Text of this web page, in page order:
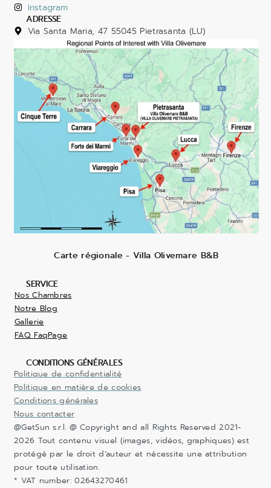
Instagram
ADRESSE
Via Santa Maria, 47 55045 Pietrasanta (LU)
Carte régionale - Villa Olivemare B&B
SERVICE
Nos Chambres
Notre Blog
Gallerie
FAQ FaqPage
CONDITIONS GÉNÉRALES
Politique de confidentialité
Politique en matière de cookies
Conditions générales
Nous contacter
@GetSun s.r.l. @ Copyright and all Rights Reserved 2021-
2026 Tout contenu visuel (images, vidéos, graphiques) est
protégé par le droit d’auteur et nécessite une attribution
pour toute utilisation.
* VAT number: 02643270461